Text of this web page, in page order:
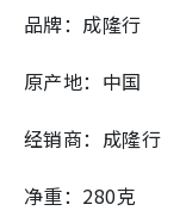
品牌：成隆行
原产地：中国
经销商：成隆行
净重：280克